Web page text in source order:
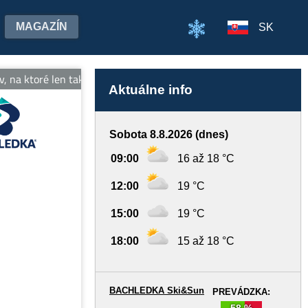
MAGAZÍN SK
len tak nezabudnete! Tešíme sa na stretnutie! Viac
Aktuálne info
Sobota 8.8.2026 (dnes)
09:00 16 až 18 °C
12:00 19 °C
15:00 19 °C
18:00 15 až 18 °C
PREVÁDZKA:
BACHLEDKA Ski&Sun